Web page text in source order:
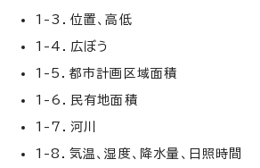
1-3．位置、高低
1-4．広ぼう
1-5．都市計画区域面積
1-6．民有地面積
1-7．河川
1-8．気温、湿度、降水量、日照時間